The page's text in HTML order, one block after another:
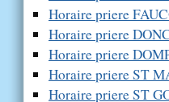
Horaire priere
Horaire priere
Horaire priere
Horaire priere ST
Horaire priere ST